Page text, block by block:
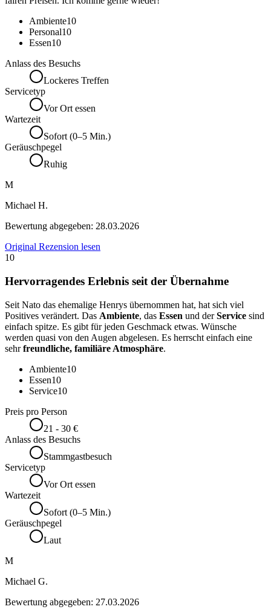
Ambiente10
Personal10
Essen10
Anlass des Besuchs
Lockeres Treffen
Servicetyp
Vor Ort essen
Wartezeit
Sofort (0–5 Min.)
Geräuschpegel
Ruhig
M
Michael H.
Bewertung abgegeben: 28.03.2026
Original Rezension lesen
10
Hervorragendes Erlebnis seit der Übernahme
Seit Nato das ehemalige Henrys übernommen hat, hat sich viel
Positives verändert. Das Ambiente, das Essen und derService sind
einfach spitze. Es gibt für jeden Geschmack etwas. Wünsche
werden quasi von den Augen abgelesen. Es herrscht einfach eine
sehrfreundliche, familiäre Atmosphäre.
Ambiente10
Essen10
Service10
Preis pro Person
21 - 30 €
Anlass des Besuchs
Stammgastbesuch
Servicetyp
Vor Ort essen
Wartezeit
Sofort (0–5 Min.)
Geräuschpegel
Laut
M
Michael G.
Bewertung abgegeben: 27.03.2026